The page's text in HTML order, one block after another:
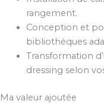
rangement.
Conception et
bibliothèques
Transformation
dressing selon
Ma valeur ajoutée